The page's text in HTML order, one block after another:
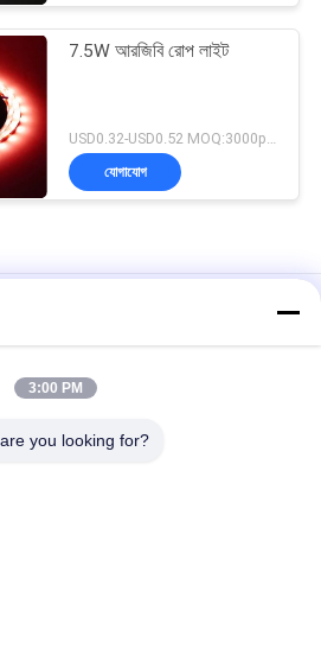
7.5W আরজিবি রোপ লাইট
যোগাযোগ
ড্রাইভার ড্রাইভার বিহীন LED স্ট্রিপ লাইট
5050 500 এলএম / এম আরজিবি 120 ভি
3:00 PM
you looking for?